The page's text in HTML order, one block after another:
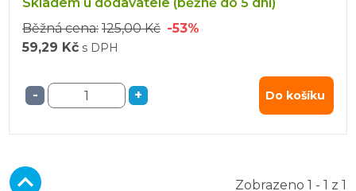
Skladem u dodavatele (běžně do 5 dní)
Běžná cena: 125,00 Kč -53%
59,29 Kč s DPH
- + Do košíku
Zobrazeno 1 - 1 z 1